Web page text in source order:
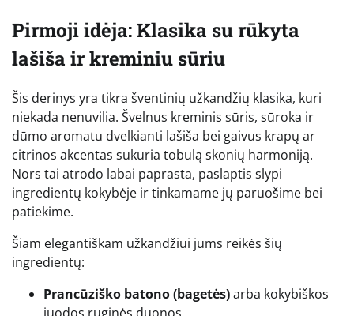
Pirmoji idėja: Klasika su rūkyta
lašiša ir kreminiu sūriu
Šis derinys yra tikra šventinių užkandžių klasika, kuri
niekada nenuvilia. Švelnus kreminis sūris, sūroka ir
dūmo aromatu dvelkianti lašiša bei gaivus krapų ar
citrinos akcentas sukuria tobulą skonių harmoniją.
Nors tai atrodo labai paprasta, paslaptis slypi
ingredientų kokybėje ir tinkamame jų paruošime bei
patiekime.
Šiam elegantiškam užkandžiui jums reikės šių
ingredientų:
Prancūziško batono (bagetės)arba kokybiškos